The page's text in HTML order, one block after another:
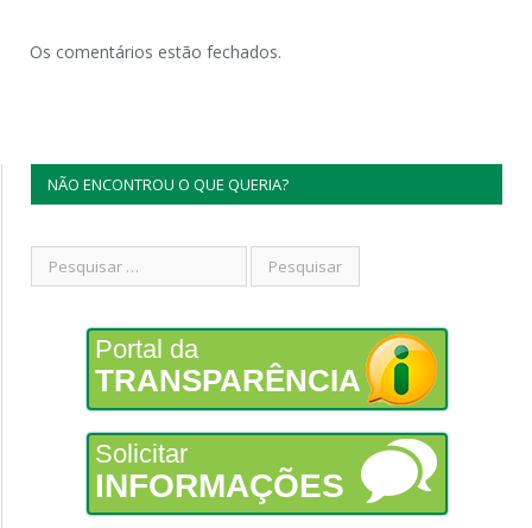
Os comentários estão fechados.
NÃO ENCONTROU O QUE QUERIA?
Portal da
TRANSPARÊNCIA
Solicitar
INFORMAÇÕES